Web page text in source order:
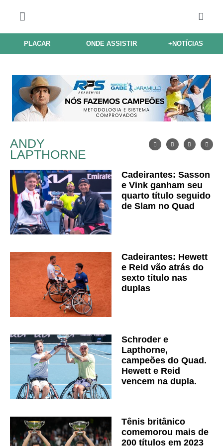
PLACAR ONDE ASSISTIR +NOTÍCIAS
ANDY
LAPTHORNE
Cadeirantes: Sasson
e Vink ganham seu
quarto título seguido
de Slam no Quad
Cadeirantes: Hewett
e Reid vão atrás do
sexto título nas
duplas
Schroder e
Lapthorne,
campeões do Quad.
Hewett e Reid
vencem na dupla.
Tênis britânico
comemorou mais de
200 títulos em 2023